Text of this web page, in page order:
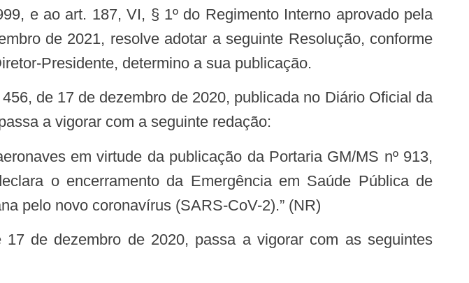
e ao art. 187, VI, § 1º do Regimento Interno aprovado pela
de 2021, resolve adotar a seguinte Resolução, conforme
Presidente, determino a sua publicação.
a vigorar com a seguinte redação:
o encerramento da Emergência em Saúde Pública de
pelo novo coronavírus (SARS-CoV-2).” (NR)